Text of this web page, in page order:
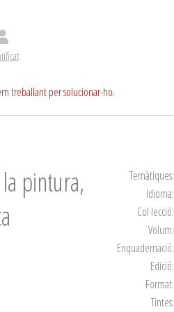
treballant per solucionar-ho.
pintura,
Temàtiques:
Idioma:
Col·lecció:
Volum:
Enquadernació:
Edició:
Format:
Tintes: